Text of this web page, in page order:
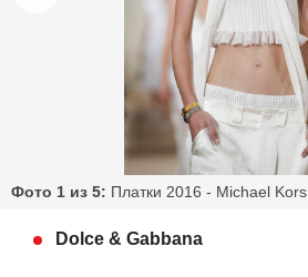
Фото 1 из 5: Платки 2016 - Michael Kors
Dolce & Gabbana